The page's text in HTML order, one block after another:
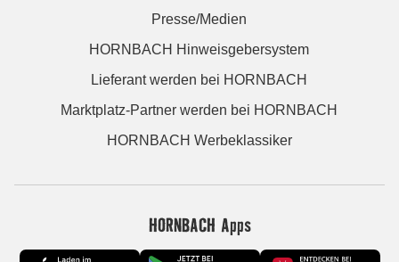
Presse/Medien
HORNBACH Hinweisgebersystem
Lieferant werden bei HORNBACH
Marktplatz-Partner werden bei HORNBACH
HORNBACH Werbeklassiker
HORNBACH Apps